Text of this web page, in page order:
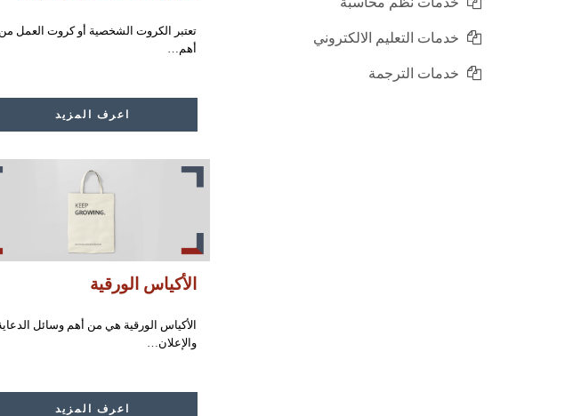
خدمات التعليم الالكتروني
خدمات الترجمة
تعتبر الكروت الشخصية أو كروت العمل من
أهم…
اعرف المزيد
الأكياس الورقية
الأكياس الورقية هي من أهم وسائل
والإعلان…
اعرف المزيد